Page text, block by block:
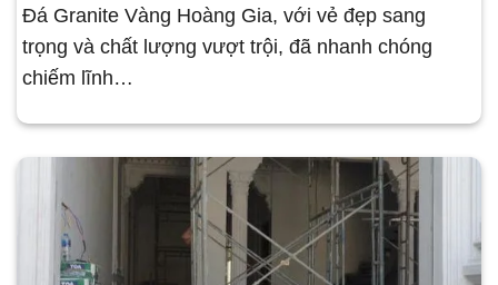
Đá Granite Vàng Hoàng Gia, với vẻ đẹp sang
trọng và chất lượng vượt trội, đã nhanh chóng
chiếm lĩnh…